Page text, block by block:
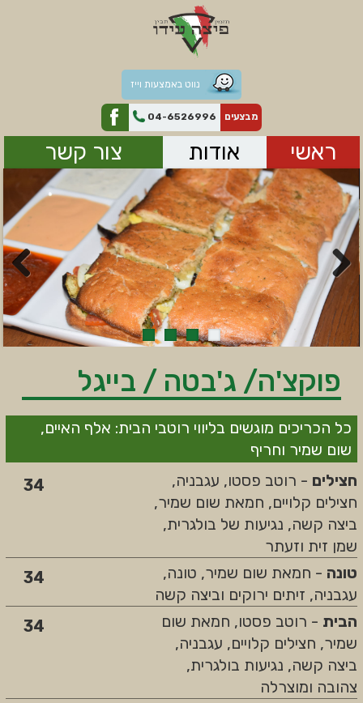
נווט באמצעות וייז
04-6526996 מבצעים
ראשי אודות צור קשר
Previous Next
פוקצ'ה/ ג'בטה / בייגל
כל הכריכים מוגשים בליווי רוטבי הבית: אלף האיים,
שום שמיר וחריף
חצילים - רוטב פסטו, עגבניה,
חצילים קלויים, חמאת שום שמיר,
ביצה קשה, נגיעות של בולגרית,
שמן זית וזעתר
34
טונה - חמאת שום שמיר, טונה,
עגבניה, זיתים ירוקים וביצה קשה
34
הבית - רוטב פסטו, חמאת שום
שמיר, חצילים קלויים, עגבניה,
ביצה קשה, נגיעות בולגרית,
צהובה ומוצרלה
34